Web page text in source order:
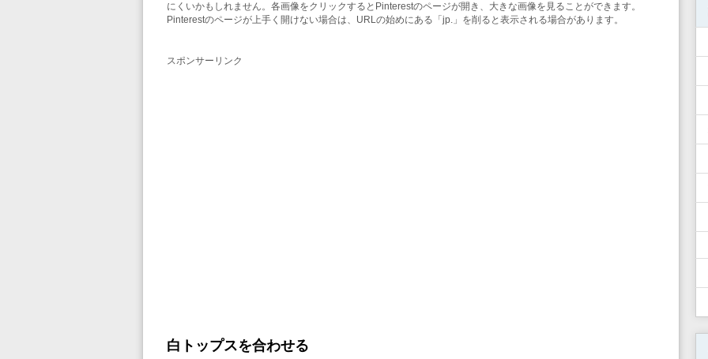
にくいかもしれません。各画像をクリックするとPinterestのページが開き、大きな画像を見ることができます。
Pinterestのページが上手く開けない場合は、URLの始めにある「jp.」を削ると表示される場合があります。
スポンサーリンク
白トップスを合わせる